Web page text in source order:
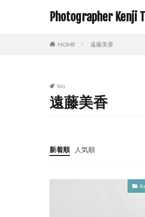
Photographer Kenji
HOME 遠藤美香
TAG
遠藤美香
新着順 人気順